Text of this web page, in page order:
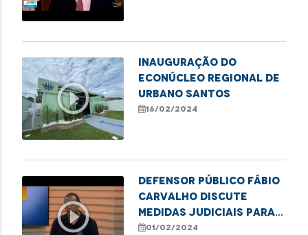
play_circle_outline
Inauguração do
Econúcleo Regional de
Urbano Santos
16/02/2024
play_circle_outline
Defensor público Fábio
Carvalho discute
medidas judiciais para
assegurar o
01/02/2024